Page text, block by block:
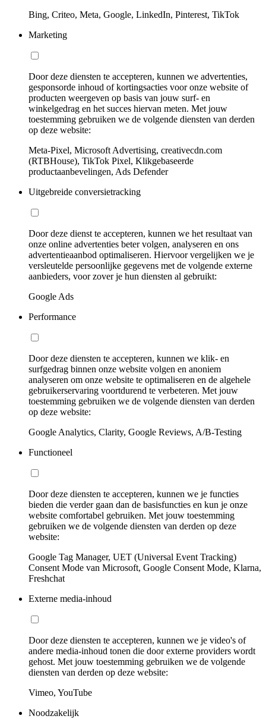
Bing, Criteo, Meta, Google, LinkedIn, Pinterest, TikTok
Marketing
Door deze diensten te accepteren, kunnen we advertenties,
gesponsorde inhoud of kortingsacties voor onze website of
producten weergeven op basis van jouw surf- en
winkelgedrag en het succes hiervan meten. Met jouw
toestemming gebruiken we de volgende diensten van derden
op deze website:
Meta-Pixel, Microsoft Advertising, creativecdn.com
(RTBHouse), TikTok Pixel, Klikgebaseerde
productaanbevelingen, Ads Defender
Uitgebreide conversietracking
Door deze dienst te accepteren, kunnen we het resultaat van
onze online advertenties beter volgen, analyseren en ons
advertentieaanbod optimaliseren. Hiervoor vergelijken we je
versleutelde persoonlijke gegevens met de volgende externe
aanbieders, voor zover je hun diensten al gebruikt:
Google Ads
Performance
Door deze diensten te accepteren, kunnen we klik- en
surfgedrag binnen onze website volgen en anoniem
analyseren om onze website te optimaliseren en de algehele
gebruikerservaring voortdurend te verbeteren. Met jouw
toestemming gebruiken we de volgende diensten van derden
op deze website:
Google Analytics, Clarity, Google Reviews, A/B-Testing
Functioneel
Door deze diensten te accepteren, kunnen we je functies
bieden die verder gaan dan de basisfuncties en kun je onze
website comfortabel gebruiken. Met jouw toestemming
gebruiken we de volgende diensten van derden op deze
website:
Google Tag Manager, UET (Universal Event Tracking)
Consent Mode van Microsoft, Google Consent Mode, Klarna,
Freshchat
Externe media-inhoud
Door deze diensten te accepteren, kunnen we je video's of
andere media-inhoud tonen die door externe providers wordt
gehost. Met jouw toestemming gebruiken we de volgende
diensten van derden op deze website:
Vimeo, YouTube
Noodzakelijk